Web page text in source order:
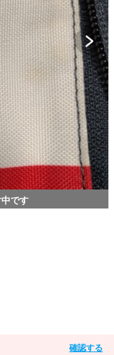
です
確認する